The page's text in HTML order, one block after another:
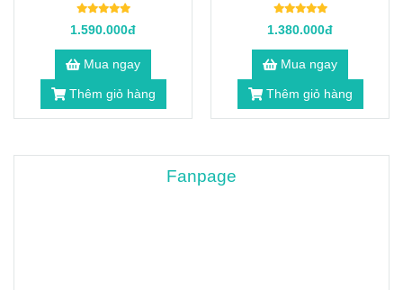
0108M-K
1.590.000đ
Mua ngay
Thêm giỏ hàng
K
1.380.000đ
Mua ngay
Thêm giỏ hàng
Fanpage